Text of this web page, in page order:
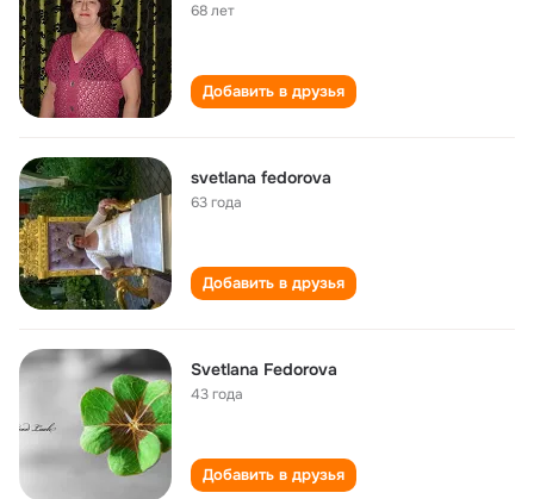
68 лет
Добавить в друзья
svetlana fedorova
63 года
Добавить в друзья
Svetlana Fedorova
43 года
Добавить в друзья